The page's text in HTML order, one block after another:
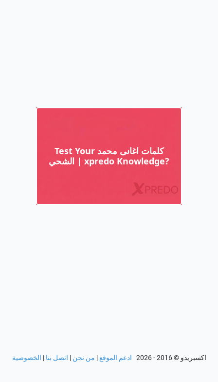
اكسبريدو © 2016 - 2026 ادعم الموقع| من نحن | اتصل بنا | الخصوصية